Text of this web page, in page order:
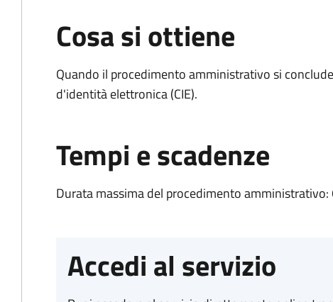
Cosa si ottiene
Quando il procedimento amministrativo si
d'identità elettronica (CIE).
Tempi e scadenze
Durata massima del procedimento
Accedi al servizio